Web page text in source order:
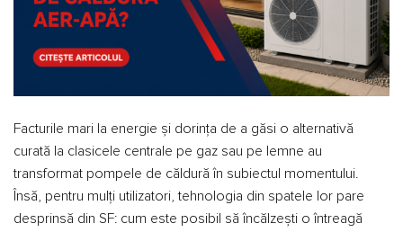
Facturile mari la energie și dorința de a găsi o alternativă
curată la clasicele centrale pe gaz sau pe lemne au
transformat pompele de căldură în subiectul momentului.
Însă, pentru mulți utilizatori, tehnologia din spatele lor pare
desprinsă din SF: cum este posibil să încălzești o întreagă